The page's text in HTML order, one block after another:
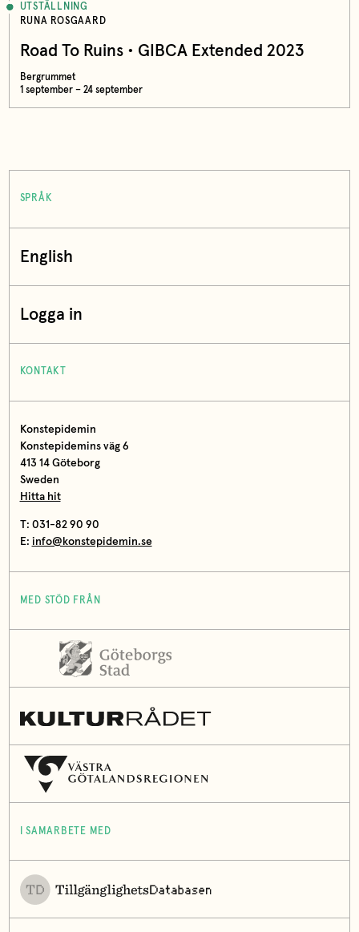
UTSTÄLLNING
RUNA ROSGAARD
Road To Ruins • GIBCA Extended 2023
Bergrummet
1 september – 24 september
SPRÅK
English
Logga in
KONTAKT
Konstepidemin
Konstepidemins väg 6
413 14 Göteborg
Sweden
Hitta hit
T: 031-82 90 90
E: info@konstepidemin.se
MED STÖD FRÅN
I SAMARBETE MED